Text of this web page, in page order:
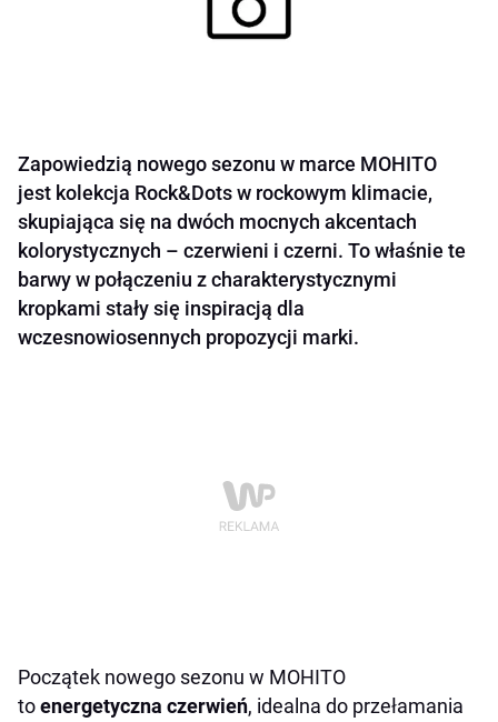
Zapowiedzią nowego sezonu w marce MOHITO
jest kolekcja Rock&Dots w rockowym klimacie,
skupiająca się na dwóch mocnych akcentach
kolorystycznych – czerwieni i czerni. To właśnie te
barwy w połączeniu z charakterystycznymi
kropkami stały się inspiracją dla
wczesnowiosennych propozycji marki.
Początek nowego sezonu w MOHITO
toenergetyczna czerwień, idealna do przełamania